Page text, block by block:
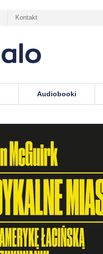
Kontakt
Audiobooki